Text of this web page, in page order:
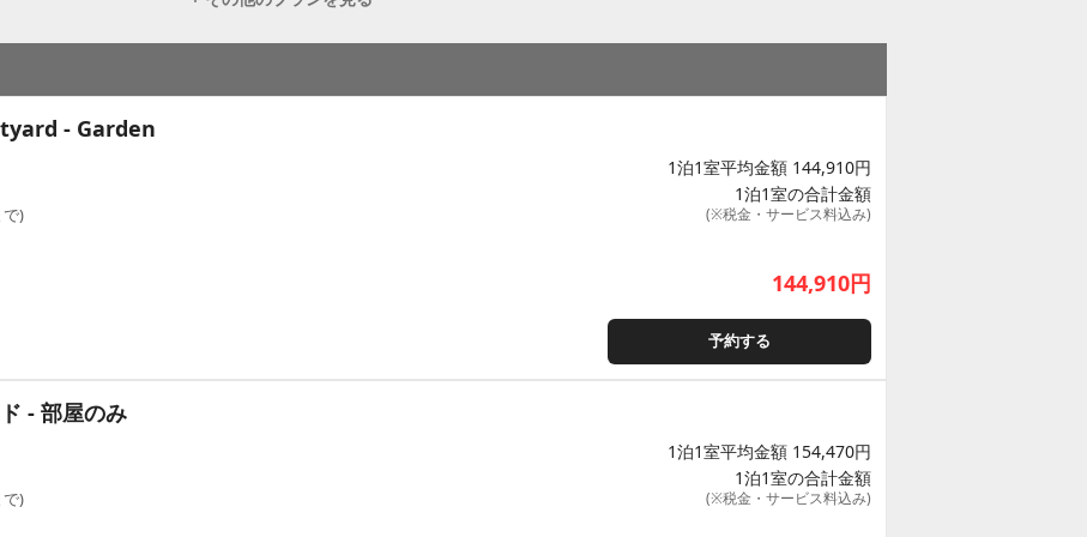
- Garden
)
1泊1室平均金額 144,910円
1泊1室の合計金額
(※税金・サービス料込み)
144,910円
予約する
- 部屋のみ
)
1泊1室平均金額 154,470円
1泊1室の合計金額
(※税金・サービス料込み)